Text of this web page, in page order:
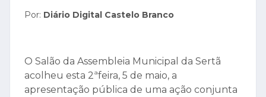
Por: Diário Digital Castelo Branco
O Salão da Assembleia Municipal da Sertã
acolheu esta 2ªfeira, 5 de maio, a
apresentação pública de uma ação conjunta